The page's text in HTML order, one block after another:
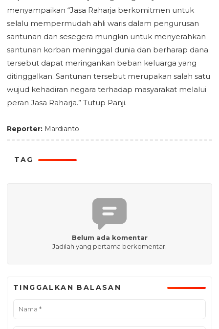
menyampaikan “Jasa Raharja berkomitmen untuk
selalu mempermudah ahli waris dalam pengurusan
santunan dan sesegera mungkin untuk menyerahkan
santunan korban meninggal dunia dan berharap dana
tersebut dapat meringankan beban keluarga yang
ditinggalkan. Santunan tersebut merupakan salah satu
wujud kehadiran negara terhadap masyarakat melalui
peran Jasa Raharja.” Tutup Panji.
Reporter: Mardianto
TAG
Belum ada komentar
Jadilah yang pertama berkomentar.
TINGGALKAN BALASAN